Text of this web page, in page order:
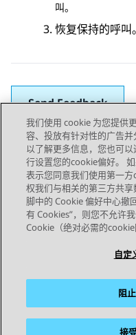
叫。
恢复保持的呼叫。
Send Feedback
Topic navigation
上一主题
STAY CONNECTED
我们使用 cookie 为您提供
容、投放有针对性的广告
以了解更多信息，您也可以
行设置您的cookie偏好。
表示您同意我们使用第一
权我们与相关的第三方共
脚中的 Cookie 偏好中心撤
有 Cookies”，则您不允许
Cookie（绝对必需的cookie
自定
阻
接